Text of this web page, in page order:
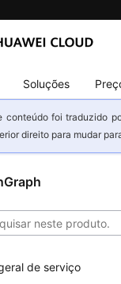
Soluções
conteúdo foi traduzido
direito para mudar
de serviço